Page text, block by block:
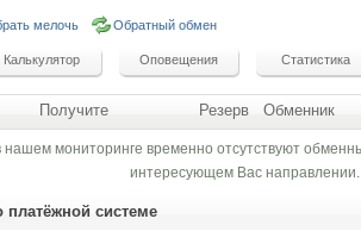
мелочь Обратный обмен
Получите Резерв Обменник
нашем мониторинге временно отсутствуют
интересующем Вас направлении.
системе